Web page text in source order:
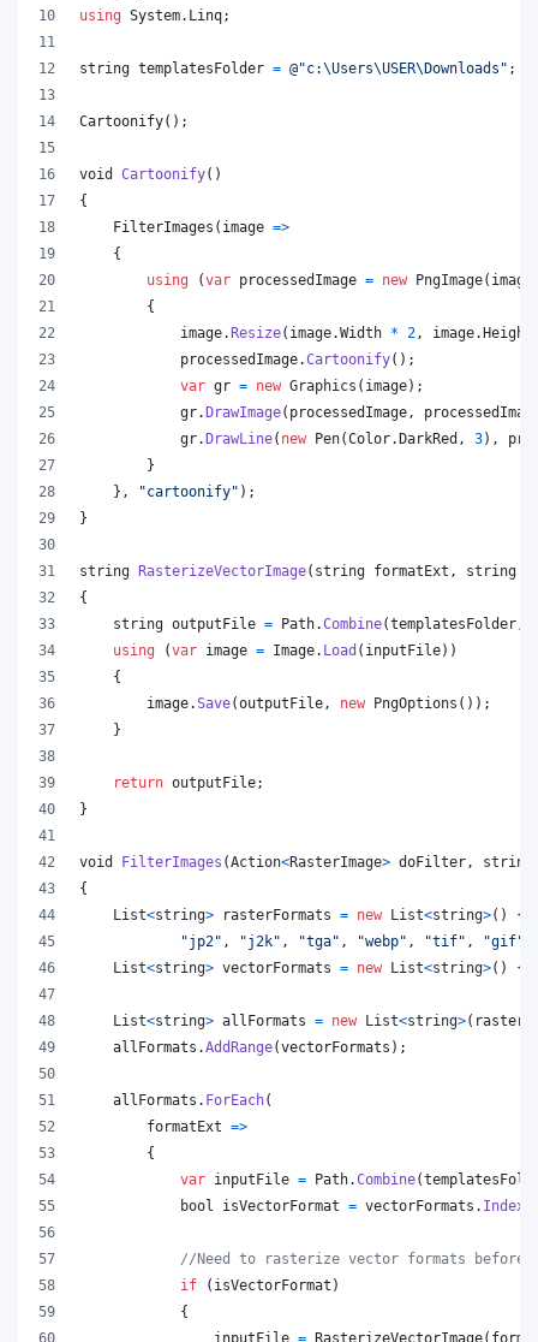
using System. Linq;
string templatesFolder = @"c:\Users\USER\Downloads" ;
Cartoonify( ) ;
void Cartoonify( )
{
FilterImages ( image =>
{
using
(var processedImage = new PngImage( image
{
image.Resize( image.Width * 2 , image.Height
processedImage.Cartoonify( ) ;
var gr = new Graphics ( image) ;
gr.DrawImage( processedImage ,
gr.DrawLine( new Pen(Color.DarkRed , 3) ,
}
} , "cartoonify" ) ;
}
string RasterizeVectorImage( string formatExt , string
{
string outputFile = Path.Combine(templatesFolder
using
(var image = Image. Load ( inputFile) )
{
image.Save(outputFile , new PngOptions ( ) ) ;
}
return outputFile;
}
void FilterImages (Action<RasterImage> doFilter ,
string
{
List<string> rasterFormats = new List<string>( ) {
"jp2" , "j2k" , "tga" , "webp" , "tif" , "gif"
List<string> vectorFormats = new List<string>( ) {
List<string> allFormats = new List<string>(
allFormats .AddRange(vectorFormats ) ;
allFormats . ForEach(
        formatExt
=>
{
var inputFile = Path.Combine(
bool
isVectorFormat = vectorFormats .
//Need to rasterize vector formats before
if
( isVectorFormat )
{
inputFile = RasterizeVectorImage(